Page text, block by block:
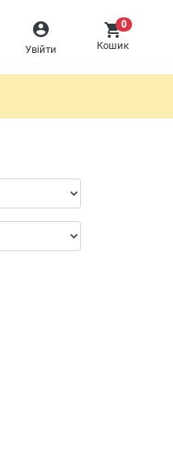

Увійти
0
Кошик